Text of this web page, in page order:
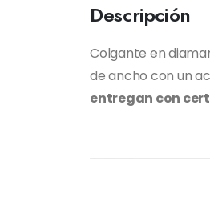
Descripción
Colgante en
de ancho con un
entregan con